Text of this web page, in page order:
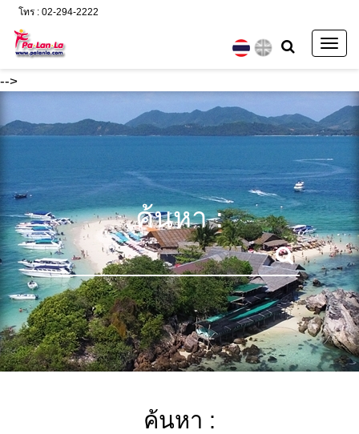
-->
โทร : 02-294-2222
ค้นหา :
ค้นหา :